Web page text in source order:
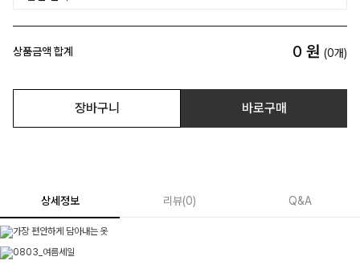
상품금액 합계 0 원 (0개)
장바구니 바로구매
상세정보 리뷰(0) Q&A